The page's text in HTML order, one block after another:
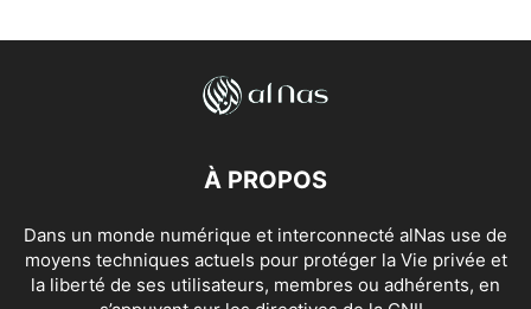
À PROPOS
Dans un monde numérique et interconnecté alNas use de
moyens techniques actuels pour protéger la Vie privée et
la liberté de ses utilisateurs, membres ou adhérents, en